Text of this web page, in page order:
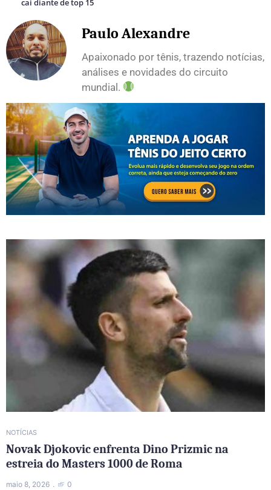
cai diante de top 15
Paulo Alexandre
Apaixonado por tênis, trazendo notícias,
análises e novidades do circuito
mundial.
NOTÍCIAS
Novak Djokovic enfrenta Dino Prizmic na
estreia do Masters 1000 de Roma
maio 8, 2026 0